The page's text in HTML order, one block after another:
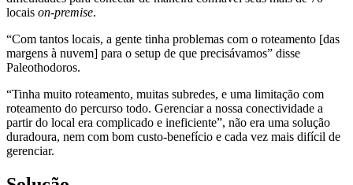
locais on-premise.
“Com tantos locais, a gente tinha problemas com o roteamento [das
margens à nuvem] para o setup de que precisávamos” disse
Paleothodoros.
“Tinha muito roteamento, muitas subredes, e uma limitação com
roteamento do percurso todo. Gerenciar a nossa conectividade a
partir do local era complicado e ineficiente”, não era uma solução
duradoura, nem com bom custo-benefício e cada vez mais difícil de
gerenciar.